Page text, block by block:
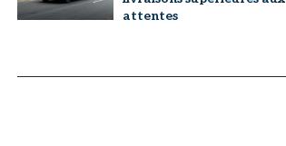
attentes